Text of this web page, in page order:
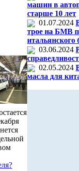
машин в
старше 10 лет
01.07.2024
трое на БМВ
итальянского
03.06.2024
02.05.2024
масла для